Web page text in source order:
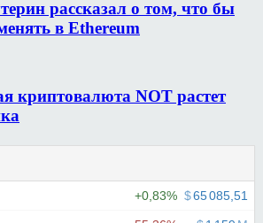
рассказал о том, что бы
в Ethereum
криптовалюта NOT растет